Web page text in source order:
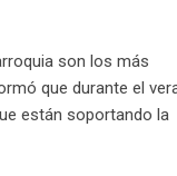
son los más
que durante el
están soportando la